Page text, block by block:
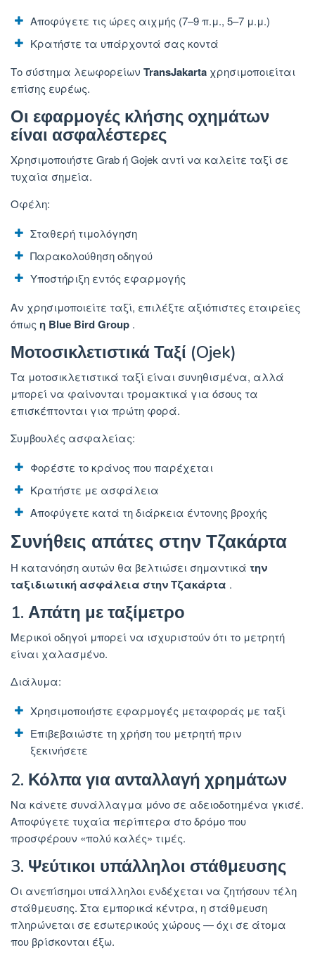
Αποφύγετε τις ώρες αιχμής (7–9 π.μ., 5–7 μ.μ.)
Κρατήστε τα υπάρχοντά σας κοντά
Το σύστημα λεωφορείων TransJakarta χρησιμοποιείται
επίσης ευρέως.
Οι εφαρμογές κλήσης οχημάτων
είναι ασφαλέστερες
Χρησιμοποιήστε Grab ή Gojek αντί να καλείτε ταξί σε
τυχαία σημεία.
Οφέλη:
Σταθερή τιμολόγηση
Παρακολούθηση οδηγού
Υποστήριξη εντός εφαρμογής
Αν χρησιμοποιείτε ταξί, επιλέξτε αξιόπιστες εταιρείες
όπως η Blue Bird Group .
Μοτοσικλετιστικά Ταξί (Ojek)
Τα μοτοσικλετιστικά ταξί είναι συνηθισμένα, αλλά
μπορεί να φαίνονται τρομακτικά για όσους τα
επισκέπτονται για πρώτη φορά.
Συμβουλές ασφαλείας:
Φορέστε το κράνος που παρέχεται
Κρατήστε με ασφάλεια
Αποφύγετε κατά τη διάρκεια έντονης βροχής
Συνήθεις απάτες στην Τζακάρτα
Η κατανόηση αυτών θα βελτιώσει σημαντικά την
ταξιδιωτική ασφάλεια στην Τζακάρτα .
1. Απάτη με ταξίμετρο
Μερικοί οδηγοί μπορεί να ισχυριστούν ότι το μετρητή
είναι χαλασμένο.
Διάλυμα:
Χρησιμοποιήστε εφαρμογές μεταφοράς με ταξί
Επιβεβαιώστε τη χρήση του μετρητή πριν
ξεκινήσετε
2. Κόλπα για ανταλλαγή χρημάτων
Να κάνετε συνάλλαγμα μόνο σε αδειοδοτημένα γκισέ.
Αποφύγετε τυχαία περίπτερα στο δρόμο που
προσφέρουν «πολύ καλές» τιμές.
3. Ψεύτικοι υπάλληλοι στάθμευσης
Οι ανεπίσημοι υπάλληλοι ενδέχεται να ζητήσουν τέλη
στάθμευσης. Στα εμπορικά κέντρα, η στάθμευση
πληρώνεται σε εσωτερικούς χώρους — όχι σε άτομα
που βρίσκονται έξω.